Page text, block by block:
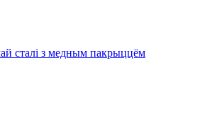
сталі з медным пакрыццём